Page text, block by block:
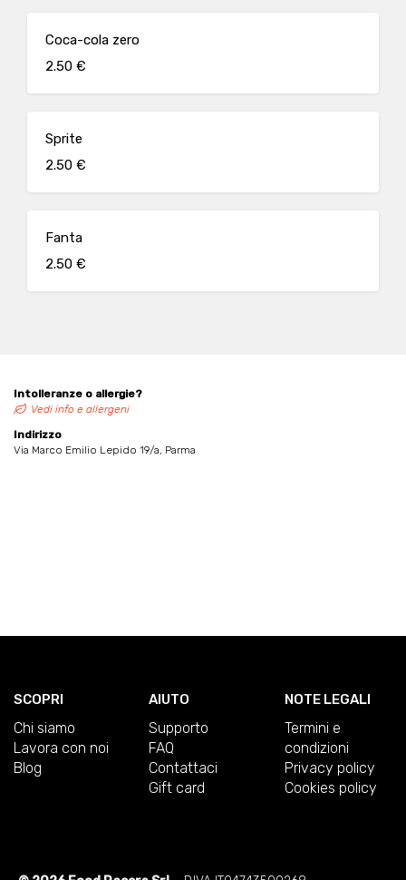
Coca-cola zero
2.50 €
Sprite
2.50 €
Fanta
2.50 €
Intolleranze o allergie?
Vedi info e allergeni
Indirizzo
Via Marco Emilio Lepido 19/a, Parma
SCOPRI
Chi siamo
Lavora con noi
Blog
AIUTO
Supporto
FAQ
Contattaci
Gift card
NOTE LEGALI
Termini e
condizioni
Privacy policy
Cookies policy